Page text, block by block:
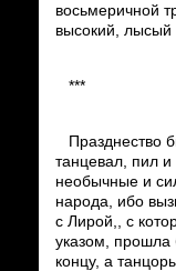
восьмеричной
высокий, лысый
***
Празднество
танцевал, пил и
необычные и
народа, ибо
с Лирой,, с
указом, прошла
концу, а